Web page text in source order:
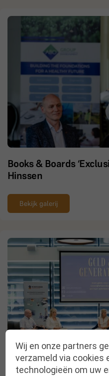
Books & Boards
Hinssen
Bekijk galerij
Wij en onze partners
verzameld via cookies
technologieën om uw